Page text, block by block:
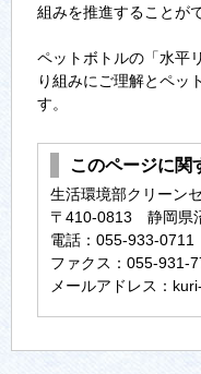
組みを推進することが
ペットボトルの「水平
り組みにご理解とペッ
す。
このページに関
生活環境部クリーン
〒410-0813 静岡県
電話：055-933-0711
ファクス：055-931-
メールアドレス：